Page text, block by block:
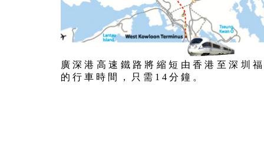
廣 深 港 高 速 鐵 路 將 縮 短 由 香 港 至 深 圳
的 行 車 時 間 ， 只 需 1 4 分 鐘 。